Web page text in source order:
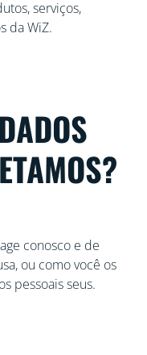
serviços,
da WiZ.
conosco e de
ou como você os
pessoais seus.